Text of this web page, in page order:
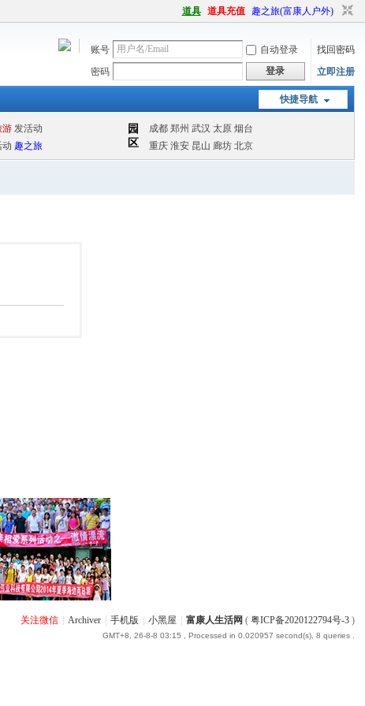
道具 道具充值 趣之旅(富康人户外)
账号 自动登录
找回密码
密码
登录 立即注册
快捷导航
关注微信 Archiver 手机版 小黑屋 富康人生活网 ( 粤ICP备2020122794号-3)
GMT+8, 26-8-8 03:15 , Processed in 0.020957 second(s), 8 queries .